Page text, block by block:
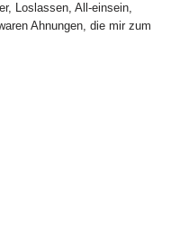
Loslassen, All-einsein,
Ahnungen, die mir zum